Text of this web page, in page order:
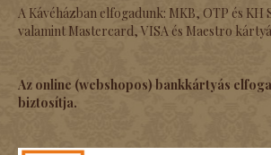
A Kávéházban elfogadunk: MKB, OTP és KH
valamint Mastercard, VISA és Maestro
Az online (webshopos) bankkártyás
biztosítja.